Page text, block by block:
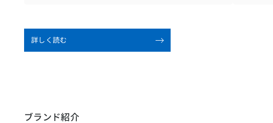
詳しく読む
ブランド紹介